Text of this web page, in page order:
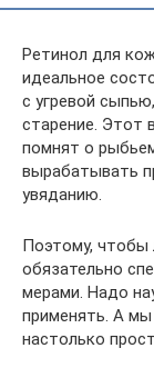
Ретинол для
идеальное
с угревой
старение. Этот
помнят о
вырабатывать
увяданию.
Поэтому, чтобы
обязательно
мерами. Надо
применять. А
настолько